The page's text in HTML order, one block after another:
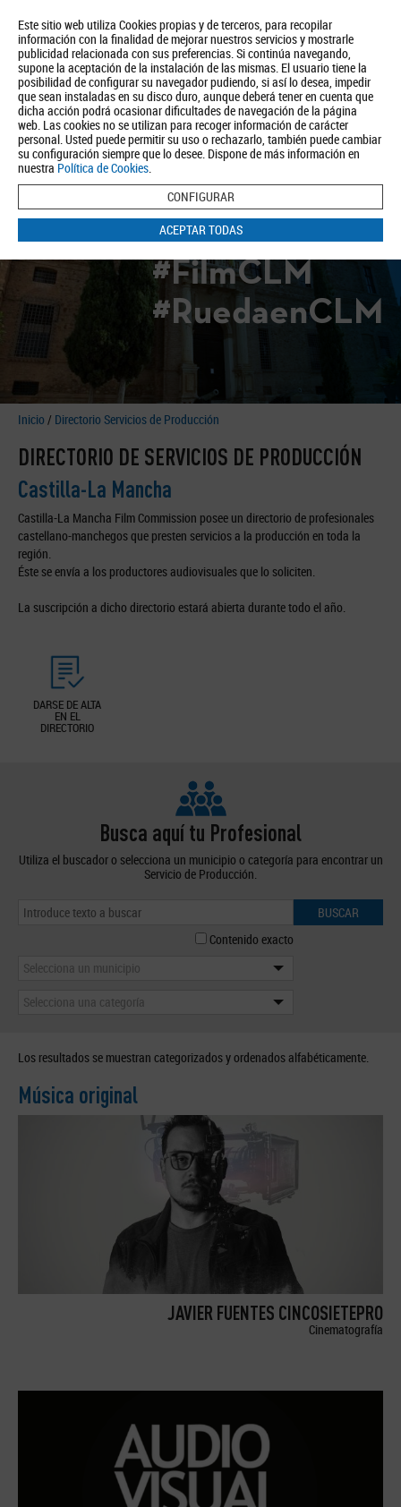
Este sitio web utiliza Cookies propias y de terceros, para recopilar
información con la finalidad de mejorar nuestros servicios y mostrarle
publicidad relacionada con sus preferencias. Si continúa navegando,
supone la aceptación de la instalación de las mismas. El usuario tiene la
posibilidad de configurar su navegador pudiendo, si así lo desea, impedir
que sean instaladas en su disco duro, aunque deberá tener en cuenta que
dicha acción podrá ocasionar dificultades de navegación de la página
web. Las cookies no se utilizan para recoger información de carácter
personal. Usted puede permitir su uso o rechazarlo, también puede cambiar
su configuración siempre que lo desee. Dispone de más información en
nuestra Política de Cookies.
CONFIGURAR
ACEPTAR TODAS
Quiénes somos Turismo Política de Privacidad Aviso Legal
Política de Cookies
BUSCAR
#FilmCLM
#RuedaenCLM
Inicio / Directorio Servicios de Producción
DIRECTORIO DE SERVICIOS DE PRODUCCIÓN
Castilla-La Mancha
Castilla-La Mancha Film Commission posee un directorio de profesionales
castellano-manchegos que presten servicios a la producción en toda la
región.
Éste se envía a los productores audiovisuales que lo soliciten.
La suscripción a dicho directorio estará abierta durante todo el año.
DARSE DE ALTA
EN EL
DIRECTORIO
Busca aquí tu Profesional
Utiliza el buscador o selecciona un municipio o categoría para encontrar un
Servicio de Producción.
BUSCAR
Contenido exacto
Selecciona un municipio
Selecciona una categoría
Los resultados se muestran categorizados y ordenados alfabéticamente.
Música original
JAVIER FUENTES CINCOSIETEPRO
Cinematografía